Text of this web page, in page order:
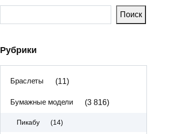
Поиск
Рубрики
Браслеты (11)
Бумажные модели (3 816)
Пикабу (14)